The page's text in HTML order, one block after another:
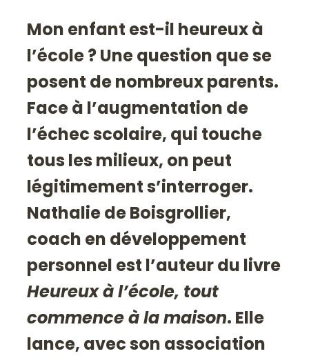
Mon enfant est-il heureux à
l’école ? Une question que se
posent de nombreux parents.
Face à l’augmentation de
l’échec scolaire, qui touche
tous les milieux, on peut
légitimement s’interroger.
Nathalie de Boisgrollier,
coach en développement
personnel est l’auteur du livre
Heureux à l’école, tout
commence à la maison. Elle
lance, avec son association